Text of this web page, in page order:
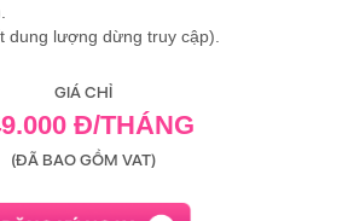
dung lượng dừng truy cập).
GIÁ CHỈ
Đ/THÁNG
(ĐÃ BAO GỒM VAT)